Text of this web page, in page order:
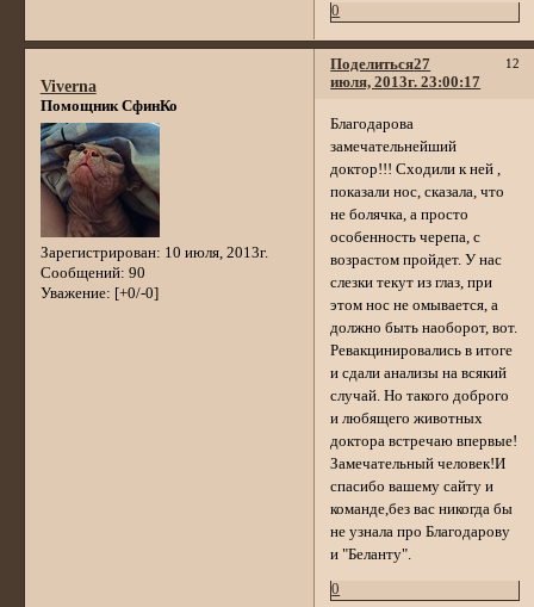
0
Поделиться 12
27
июля, 2013г. 23:00:17
Viverna
Помощник СфинКо
Зарегистрирован: 10 июля, 2013г.
Сообщений: 90
Уважение: [+0/-0]
Благодарова
замечательнейший
доктор!!! Сходили к ней ,
показали нос, сказала, что
не болячка, а просто
особенность черепа, с
возрастом пройдет. У нас
слезки текут из глаз, при
этом нос не омывается, а
должно быть наоборот, вот.
Ревакцинировались в итоге
и сдали анализы на всякий
случай. Но такого доброго
и любящего животных
доктора встречаю впервые!
Замечательный человек!И
спасибо вашему сайту и
команде,без вас никогда бы
не узнала про Благодарову
и "Беланту".
0